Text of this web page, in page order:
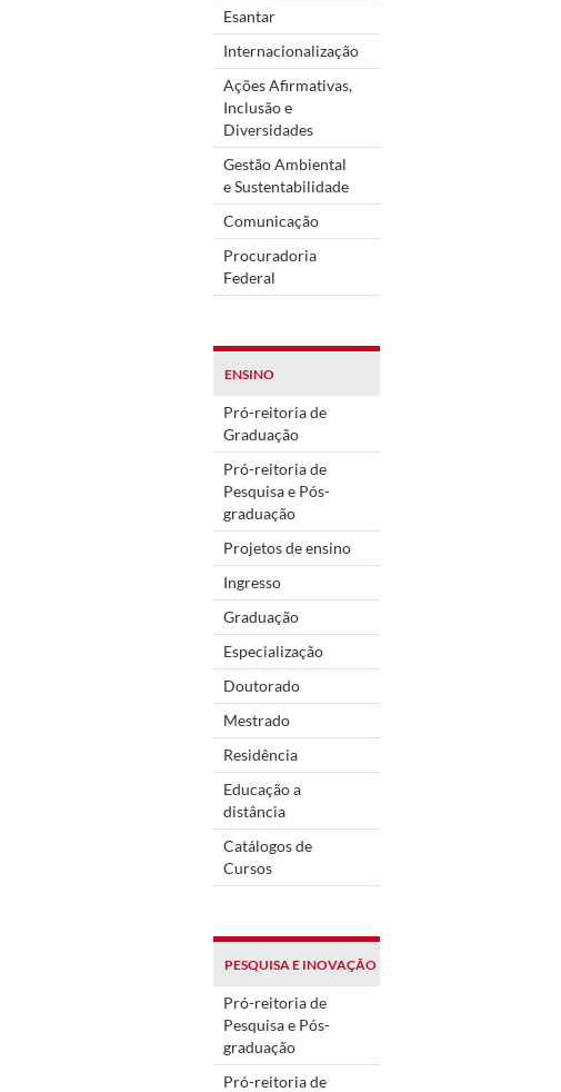
Esantar
Internacionalização
Ações Afirmativas,
Inclusão e
Diversidades
Gestão Ambiental
e Sustentabilidade
Comunicação
Procuradoria
Federal
ENSINO
Pró-reitoria de
Graduação
Pró-reitoria de
Pesquisa e Pós-
graduação
Projetos de ensino
Ingresso
Graduação
Especialização
Doutorado
Mestrado
Residência
Educação a
distância
Catálogos de
Cursos
PESQUISA E INOVAÇÃO
Pró-reitoria de
Pesquisa e Pós-
graduação
Pró-reitoria de